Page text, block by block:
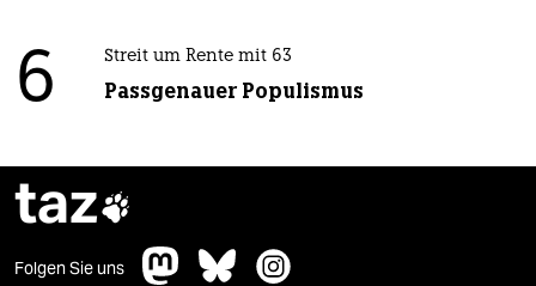
6 Streit um Rente mit 63
Passgenauer Populismus
taz
Folgen Sie uns